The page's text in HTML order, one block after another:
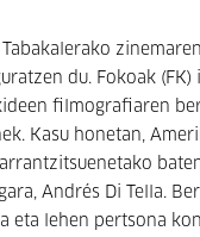
du. Fokoak (FK)
filmografiaren
Kasu honetan,
Andrés Di Tella.
eta lehen pertsona